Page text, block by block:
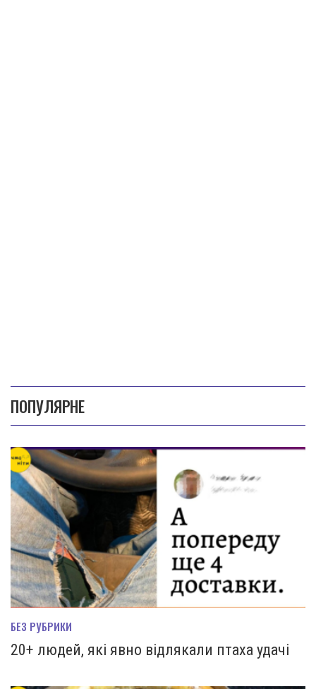
ПОПУЛЯРНЕ
БЕЗ РУБРИКИ
20+ людей, які явно відлякали птаха удачі